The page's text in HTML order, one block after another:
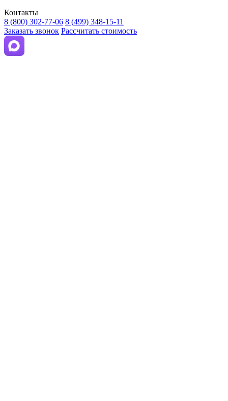
Контакты
8 (800) 302-77-06 8 (499) 348-15-11
Заказать звонок Рассчитать стоимость